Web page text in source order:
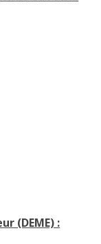
(DEME) :